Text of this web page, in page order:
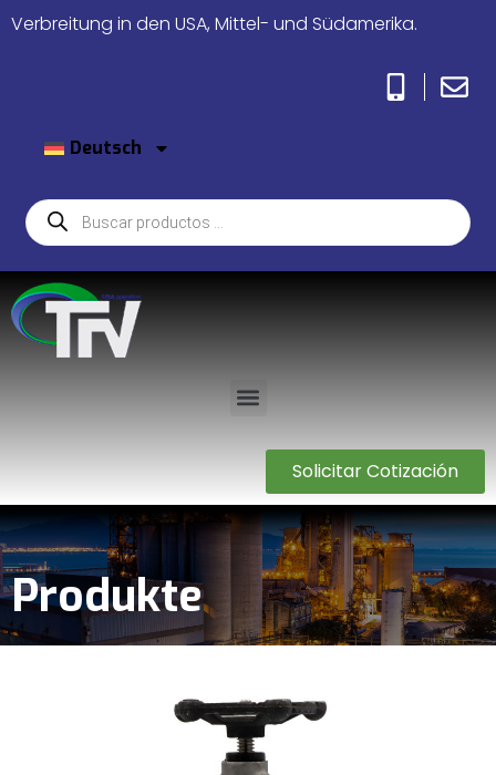
Verbreitung in den USA, Mittel- und Südamerika.
Deutsch
Solicitar Cotización
Produkte